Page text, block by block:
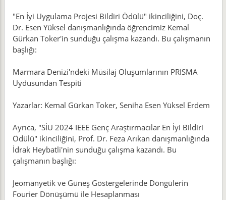
"En İyi Uygulama Projesi Bildiri Ödülü" ikinciliğini, Doç.
Dr. Esen Yüksel danışmanlığında öğrencimiz Kemal
Gürkan Toker'in sunduğu çalışma kazandı. Bu çalışmanın
başlığı:
Marmara Denizi'ndeki Müsilaj Oluşumlarının PRISMA
Uydusundan Tespiti
Yazarlar: Kemal Gürkan Toker, Seniha Esen Yüksel Erdem
Ayrıca, "SİU 2024 IEEE Genç Araştırmacılar En İyi Bildiri
Ödülü" ikinciliğini, Prof. Dr. Feza Arıkan danışmanlığında
İdrak Heybatli'nin sunduğu çalışma kazandı. Bu
çalışmanın başlığı:
Jeomanyetik ve Güneş Göstergelerinde Döngülerin
Fourier Dönüşümü ile Hesaplanması